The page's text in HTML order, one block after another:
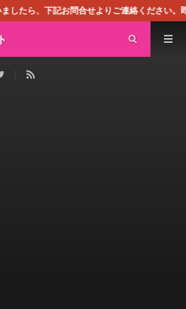
せよりご連絡ください。即刻対処させて頂